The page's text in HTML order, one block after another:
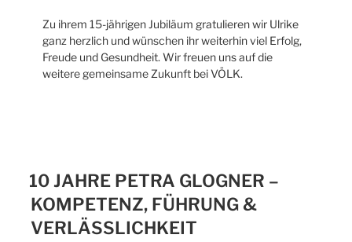
Zu ihrem 15-jährigen Jubiläum gratulieren wir Ulrike
ganz herzlich und wünschen ihr weiterhin viel Erfolg,
Freude und Gesundheit. Wir freuen uns auf die
weitere gemeinsame Zukunft bei VÖLK.
10 JAHRE PETRA GLOGNER –
KOMPETENZ, FÜHRUNG &
VERLÄSSLICHKEIT